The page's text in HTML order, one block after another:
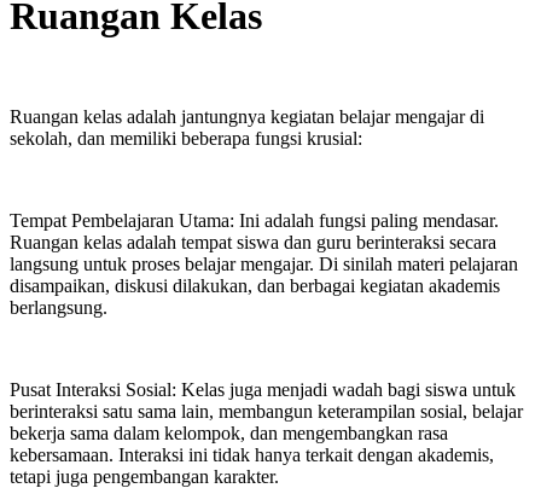
Ruangan Kelas
Ruangan kelas adalah jantungnya kegiatan belajar mengajar di
sekolah, dan memiliki beberapa fungsi krusial:
Tempat Pembelajaran Utama: Ini adalah fungsi paling mendasar.
Ruangan kelas adalah tempat siswa dan guru berinteraksi secara
langsung untuk proses belajar mengajar. Di sinilah materi pelajaran
disampaikan, diskusi dilakukan, dan berbagai kegiatan akademis
berlangsung.
Pusat Interaksi Sosial: Kelas juga menjadi wadah bagi siswa untuk
berinteraksi satu sama lain, membangun keterampilan sosial, belajar
bekerja sama dalam kelompok, dan mengembangkan rasa
kebersamaan. Interaksi ini tidak hanya terkait dengan akademis,
tetapi juga pengembangan karakter.